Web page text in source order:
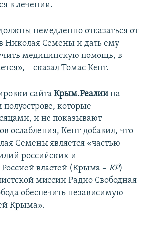
в лечении.
немедленно отказаться от
Николая Семены и дать ему
медицинскую помощь, в
– сказал Томас Кент.
сайта Крым.Реалии на
которые
и не показывают
ослабления, Кент добавил, что
Семены является «частью
российских и
властей (Крыма – КР)
миссии Радио Свободная
обеспечить независимую
Крыма».